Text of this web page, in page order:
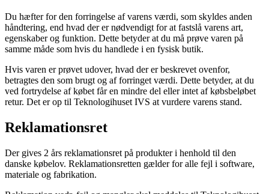
Du hæfter for den forringelse af varens værdi, som skyldes anden
håndtering, end hvad der er nødvendigt for at fastslå varens art,
egenskaber og funktion. Dette betyder at du må prøve varen på
samme måde som hvis du handlede i en fysisk butik.
Hvis varen er prøvet udover, hvad der er beskrevet ovenfor,
betragtes den som brugt og af forringet værdi. Dette betyder, at du
ved fortrydelse af købet får en mindre del eller intet af købsbeløbet
retur. Det er op til Teknologihuset IVS at vurdere varens stand.
Reklamationsret
Der gives 2 års reklamationsret på produkter i henhold til den
danske købelov. Reklamationsretten gælder for alle fejl i software,
materiale og fabrikation.